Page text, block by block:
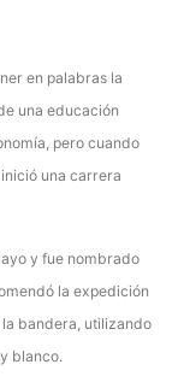
en palabras la
una educación
pero cuando
una carrera
y fue nombrado
la expedición
bandera, utilizando
blanco.